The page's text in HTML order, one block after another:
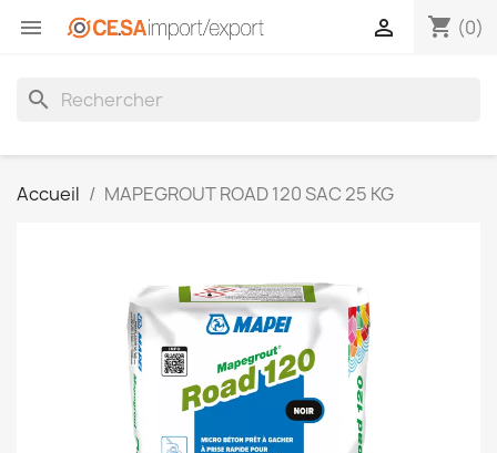
 shopping_cart (0)

search
Accueil MAPEGROUT ROAD 120 SAC 25 KG